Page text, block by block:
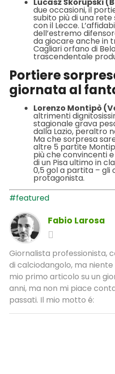
due occasioni, il
subito più di una
con il Lecce.
dell’estremo
da giocare anche in
Cagliari orfano di
trascendentale
Portiere
giornata al
Lorenzo Montipò
altrimenti
stagionale grava
dalla Lazio, peraltro
Ma che sorpresa
altre 5 partite
più che convincenti
di un Pisa ultimo in
0,5 gol a partita – gli
protagonista.
#featured
Fabio Larosa
Giornalista professionista,
di calciodangolo, ma
mio primo articolo su un
anni, ma non mi piace
passati. Il mio motto é: